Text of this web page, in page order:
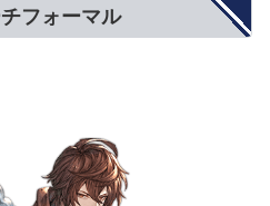
フォーマル